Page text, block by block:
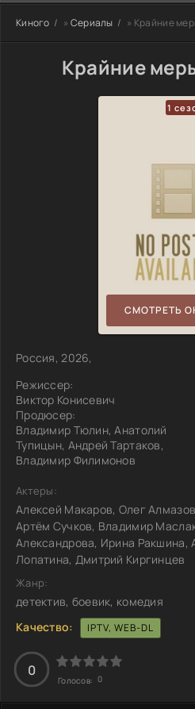
Киного » Сериалы » Крайние
Крайние
1
СМОТРЕТЬ
Россия, 2026,
Режиссер:
Виктор Конисевич
Продюсер:
Владимир Тюлин, Анатолий
Тупицын, Андрей Тартаков,
Владимир Филимонов
Актеры:
Алексей Макаров, Олег
Артём Сучков, Владимир
Александрова, Ирина
Лопатина, Дмитрий Киргинцев
Жанр:
детектив, боевик, комедия
Качество:
IPTV, WEB-DL
0
Голосов: 0